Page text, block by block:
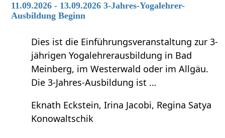
11.09.2026 - 13.09.2026 3-Jahres-Yogalehrer-
Ausbildung Beginn
Dies ist die Einführungsveranstaltung zur 3-
jährigen Yogalehrerausbildung in Bad
Meinberg, im Westerwald oder im Allgäu.
Die 3-Jahres-Ausbildung ist …
Eknath Eckstein, Irina Jacobi, Regina Satya
Konowaltschik